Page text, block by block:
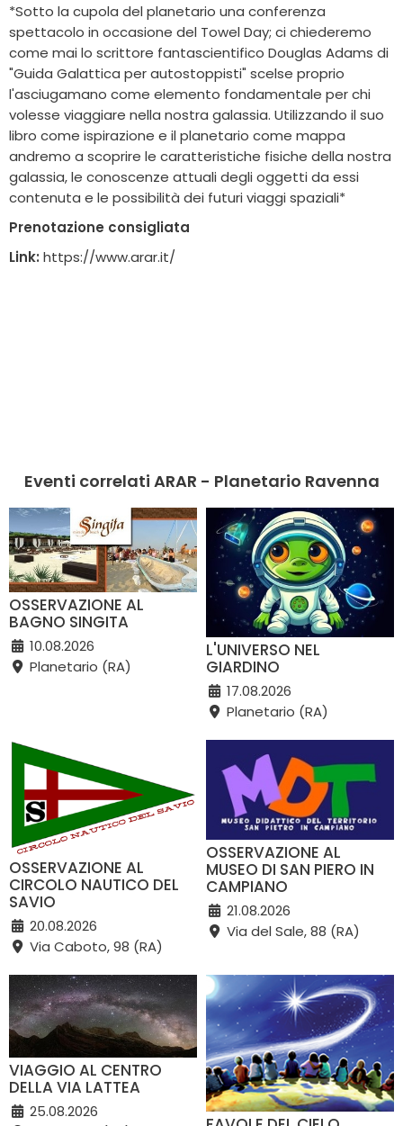
*Sotto la cupola del planetario una conferenza
spettacolo in occasione del Towel Day; ci chiederemo
come mai lo scrittore fantascientifico Douglas Adams di
"Guida Galattica per autostoppisti" scelse proprio
l'asciugamano come elemento fondamentale per chi
volesse viaggiare nella nostra galassia. Utilizzando il suo
libro come ispirazione e il planetario come mappa
andremo a scoprire le caratteristiche fisiche della nostra
galassia, le conoscenze attuali degli oggetti da essi
contenuta e le possibilità dei futuri viaggi spaziali*
Prenotazione consigliata
Link: https://www.arar.it/
Eventi correlati ARAR - Planetario Ravenna
OSSERVAZIONE AL
BAGNO SINGITA
10.08.2026
Planetario (RA)
L'UNIVERSO NEL
GIARDINO
17.08.2026
Planetario (RA)
OSSERVAZIONE AL
CIRCOLO NAUTICO DEL
SAVIO
20.08.2026
Via Caboto, 98 (RA)
OSSERVAZIONE AL
MUSEO DI SAN PIERO IN
CAMPIANO
21.08.2026
Via del Sale, 88 (RA)
VIAGGIO AL CENTRO
DELLA VIA LATTEA
25.08.2026